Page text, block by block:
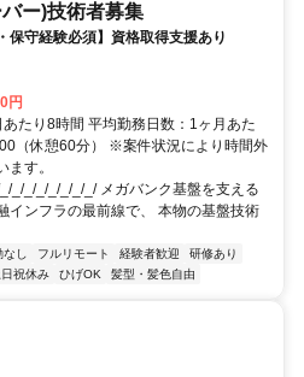
ー)技術者募集
保守経験必須】資格取得支援あり
円
たり8時間 平均勤務日数：1ヶ月あた
（休憩60分） ※案件状況により時間外
す。
_/_/_/_/_/_/_/ メガバンク基盤を支える
インフラの最前線で、 本物の基盤技術
し フルリモート 経験者歓迎
研修あり
日祝休み ひげOK 髪型・髪色自由